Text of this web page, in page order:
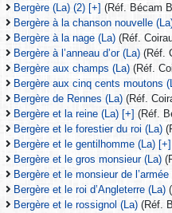
Bergère (La) (2) [+] (Réf. Bécam
Bergère à la chanson nouvelle
Bergère à la nage (La) (Réf.
Bergère à l’anneau d’or (La) (Réf.
Bergère aux champs (La) (Réf.
Bergère aux cinq cents moutons
Bergère de Rennes (La) (Réf.
Bergère et la reine (La) [+] (Réf.
Bergère et le forestier du roi (La)
Bergère et le gentilhomme (La) [+]
Bergère et le gros monsieur (La)
Bergère et le monsieur de l’armée
Bergère et le roi d’Angleterre (La)
Bergère et le rossignol (La) (Réf.